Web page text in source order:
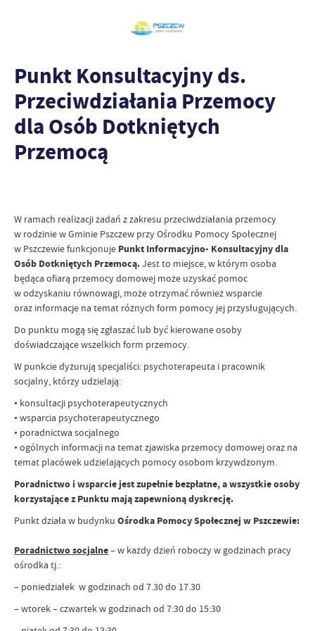
Punkt Konsultacyjny ds.
Przeciwdziałania Przemocy
dla Osób Dotkniętych
Przemocą
W ramach realizacji zadań z zakresu przeciwdziałania przemocy
w rodzinie w Gminie Pszczew przy Ośrodku Pomocy Społecznej
w Pszczewie funkcjonuje Punkt Informacyjno- Konsultacyjny dla
Osób Dotkniętych Przemocą.Jest to miejsce, w którym osoba
będąca ofiarą przemocy domowej może uzyskać pomoc
w odzyskaniu równowagi, może otrzymać również wsparcie
oraz informacje na temat różnych form pomocy jej przysługujących.
Do punktu mogą się zgłaszać lub być kierowane osoby
doświadczające wszelkich form przemocy.
W punkcie dyżurują specjaliści: psychoterapeuta i pracownik
socjalny, którzy udzielają:
• konsultacji psychoterapeutycznych
• wsparcia psychoterapeutycznego
• poradnictwa socjalnego
• ogólnych informacji na temat zjawiska przemocy domowej oraz na
temat placówek udzielających pomocy osobom krzywdzonym.
Poradnictwo i wsparcie jest zupełnie bezpłatne, a wszystkie osoby
korzystające z Punktu mają zapewnioną dyskrecję.
Punkt działa w budynku Ośrodka Pomocy Społecznej w Pszczewie:
Poradnictwo socjalne– w każdy dzień roboczy w godzinach pracy
ośrodka tj.:
– poniedziałek w godzinach od 7.30 do 17.30
– wtorek – czwartek w godzinach od 7:30 do 15:30